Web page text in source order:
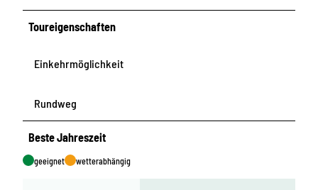
Toureigenschaften
Einkehrmöglichkeit
Rundweg
Beste Jahreszeit
geeignet wetterabhängig